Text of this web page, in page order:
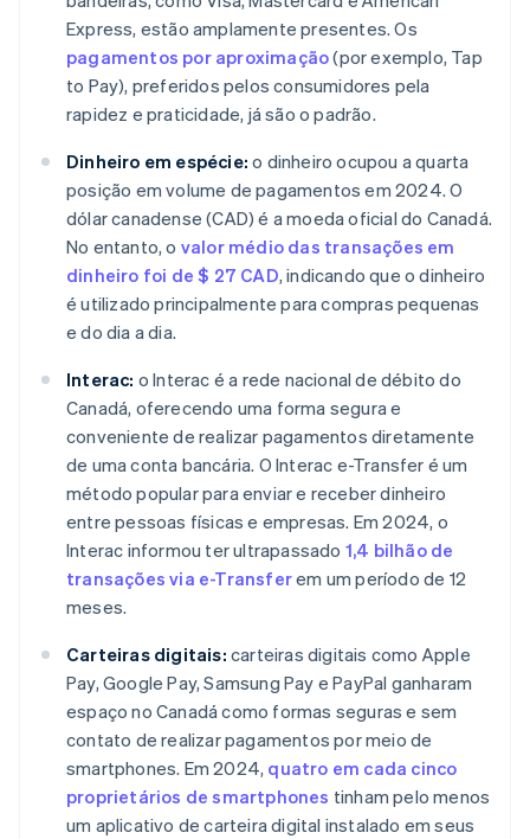
Express, estão amplamente presentes. Os
pagamentos por aproximação(por exemplo, Tap
to Pay), preferidos pelos consumidores pela
rapidez e praticidade, já são o padrão.
Dinheiro em espécie: o dinheiro ocupou a quarta
posição em volume de pagamentos em 2024. O
dólar canadense (CAD) é a moeda oficial do Canadá.
No entanto, o valor médio das transações em
dinheiro foi de $ 27 CAD, indicando que o dinheiro
é utilizado principalmente para compras pequenas
e do dia a dia.
Interac: o Interac é a rede nacional de débito do
Canadá, oferecendo uma forma segura e
conveniente de realizar pagamentos diretamente
de uma conta bancária. O Interac e-Transfer é um
método popular para enviar e receber dinheiro
entre pessoas físicas e empresas. Em 2024, o
Interac informou ter ultrapassado 1,4 bilhão de
transações via e-Transferem um período de 12
meses.
Carteiras digitais: carteiras digitais como Apple
Pay, Google Pay, Samsung Pay e PayPal ganharam
espaço no Canadá como formas seguras e sem
contato de realizar pagamentos por meio de
smartphones. Em 2024, quatro em cada cinco
proprietários de smartphones tinham pelo menos
um aplicativo de carteira digital instalado em seus